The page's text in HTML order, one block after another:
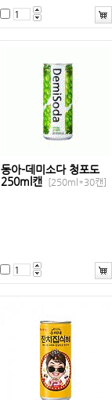
동아-데미소다 청포도
250ml캔
[250ml*30캔]